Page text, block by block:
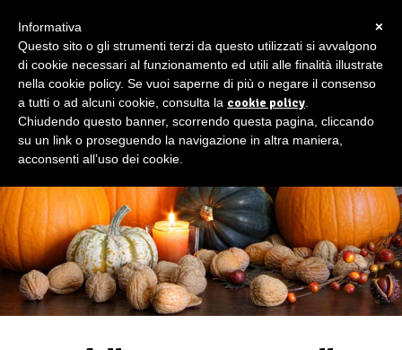
×
Informativa
Questo sito o gli strumenti terzi da questo utilizzati si avvalgono
di cookie necessari al funzionamento ed utili alle finalità illustrate
nella cookie policy. Se vuoi saperne di più o negare il consenso
a tutti o ad alcuni cookie, consulta la cookie policy
Chiudendo questo banner, scorrendo questa pagina, cliccando
su un link o proseguendo la navigazione in altra maniera,
acconsenti all’uso dei cookie.